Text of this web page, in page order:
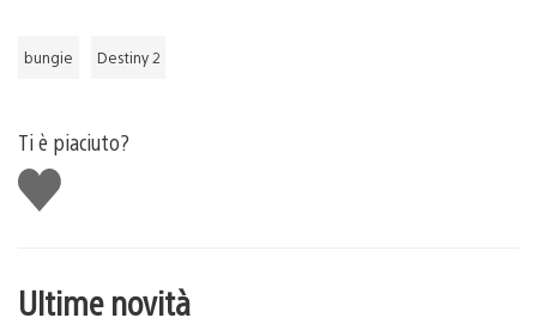
bungie Destiny 2
Ti è piaciuto?
Mi
piace
Ultime novità